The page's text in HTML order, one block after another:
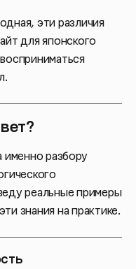
эти различия
для японского
именно разбору
реальные примеры
знания на практике.